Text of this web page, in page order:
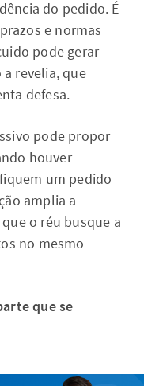
do pedido. É
e normas
pode gerar
revelia, que
defesa.
pode propor
houver
um pedido
amplia a
o réu busque a
no mesmo
que se